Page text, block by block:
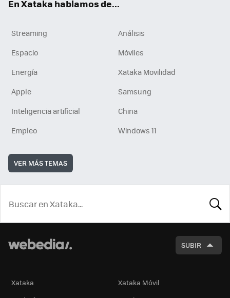
En Xataka hablamos de...
Streaming
Análisis
Espacio
Móviles
Energía
Xataka Movilidad
Apple
Samsung
Inteligencia artificial
China
Empleo
Windows 11
VER MÁS TEMAS
SUBIR
Xataka
Xataka Móvil